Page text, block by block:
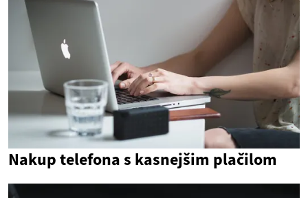
Nakup telefona s kasnejšim plačilom